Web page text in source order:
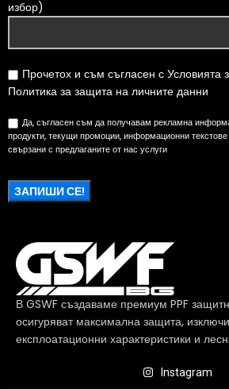
избор)
Прочетох и съм съгласен с Условията
Политика за защита на личните данни
Да, съгласен съм да получавам рекламна
продукти, текущи промоции, информационни
свързани с предлаганите от нас услуги
В GSWF създаваме премиум PPF
осигуряват максимална защита,
експлоатационни характеристики и
Instagram